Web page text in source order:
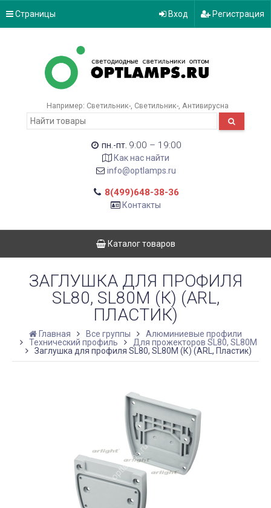
Страницы Вход Регистрация
Например: Светильник- Светильник- Антивирусна
пн.-пт. 9:00 – 19:00
Как нас найти
info@optlamps.ru
8(499)648-38-36
Контакты
Каталог товаров
ЗАГЛУШКА ДЛЯ ПРОФИЛЯ
SL80, SL80M (К) (ARL,
ПЛАСТИК)
Главная Все группы
Алюминиевые профили
Технический профиль
Для прожекторов SL80, SL80M
Заглушка для профиля SL80, SL80M (К) (ARL, Пластик)